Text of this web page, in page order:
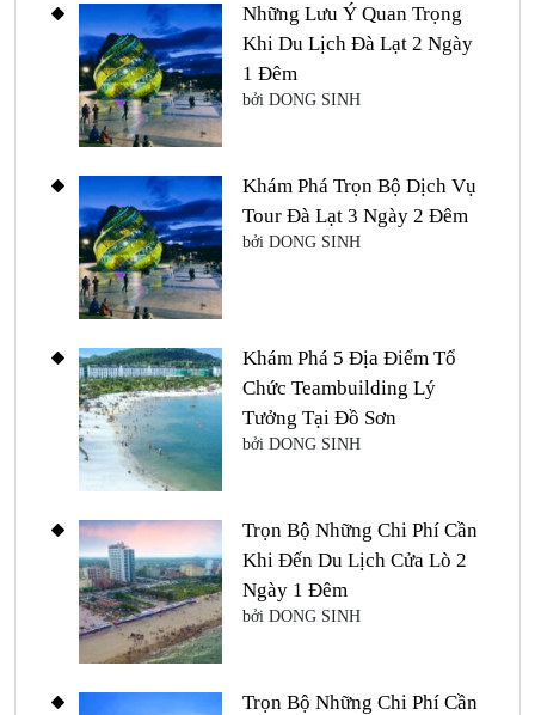
Những Lưu Ý Quan Trọng
Khi Du Lịch Đà Lạt 2 Ngày
1 Đêm
bởi DONG SINH
Khám Phá Trọn Bộ Dịch Vụ
Tour Đà Lạt 3 Ngày 2 Đêm
bởi DONG SINH
Khám Phá 5 Địa Điểm Tổ
Chức Teambuilding Lý
Tưởng Tại Đồ Sơn
bởi DONG SINH
Trọn Bộ Những Chi Phí Cần
Khi Đến Du Lịch Cửa Lò 2
Ngày 1 Đêm
bởi DONG SINH
Trọn Bộ Những Chi Phí Cần